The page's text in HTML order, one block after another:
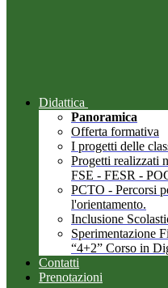
Didattica
Panoramica
Offerta formativa
I progetti delle
Progetti realizzati
FSE - FESR -
PCTO - Percorsi
l'orientamento.
Inclusione
Sperimentazione
“4+2” Corso in
Contatti
Prenotazioni